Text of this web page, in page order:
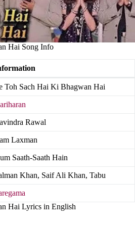
Hai Song Info
Toh Sach Hai Ki Bhagwan Hai
Rawal
Laxman
Saath-Saath Hain
Khan, Saif Ali Khan, Tabu
Hai Lyrics in English